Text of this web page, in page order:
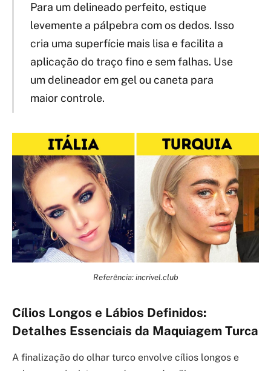
Para um delineado perfeito, estique
levemente a pálpebra com os dedos. Isso
cria uma superfície mais lisa e facilita a
aplicação do traço fino e sem falhas. Use
um delineador em gel ou caneta para
maior controle.
Referência: incrivel.club
Cílios Longos e Lábios Definidos:
Detalhes Essenciais da Maquiagem Turca
A finalização do olhar turco envolve cílios longos e